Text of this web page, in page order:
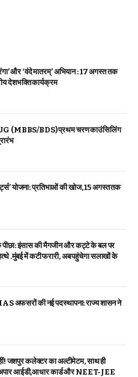
और ‘वंदे मातरम्’ अभियान : 17 अगस्त तक
देशभक्ति कार्यक्रम
(MBBS/BDS) प्रथम चरण काउंसिलिंग
योजना: प्रतिभाओं की खोज, 15 अगस्त तक
पीछा: इंसास की मैगजीन और कट्टे के बल पर
.मुंबई में कटी फरारी, अब पहुंचेगा सलाखों के
अफसरों की नई पदस्थापना: राज्य शासन ने
जशपुर कलेक्टर का अल्टीमेटम, साथ ही
अपार आईडी,आधार कार्ड और NEET-JEE